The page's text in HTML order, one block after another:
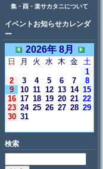
集・酉・楽サカタニについて
イベントお知らせカレンダ
ー
2026年 8月
日 月 火 水 木 金 土
1
2
3 4 5 6 7
8
9
10 11 12 13 14 15
16 17 18 19 20 21 22
23 24 25 26 27 28 29
30 31
検索